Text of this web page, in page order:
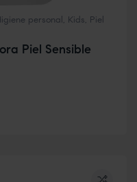
personal, Kids, Piel
Piel Sensible